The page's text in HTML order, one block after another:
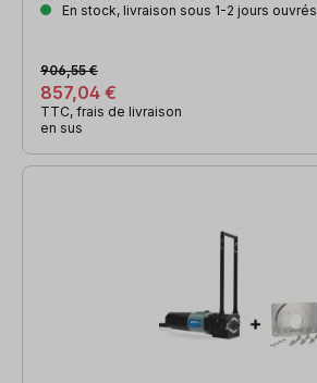
En stock, livraison sous 1-2 jours ouvrés
857,04 €
906,55 €
TTC, frais de livraison
en sus